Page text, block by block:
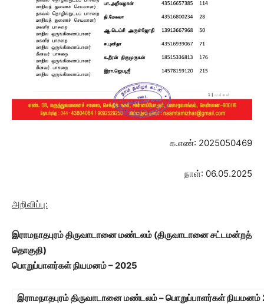
க.எண்: 2025050469
நாள்: 06.05.2025
அறிவிப்பு:
இராமநாதபுரம் திருவாடானை மண்டலம் (திருவாடானை சட்டமன்றத்
தொகுதி)
பொறுப்பாளர்கள் நியமனம் – 2025
இராமநாதபுரம் திருவாடானை மண்டலம் – பொறுப்பாளர்கள் நியமனம்